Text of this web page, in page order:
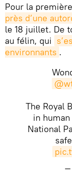
Pour la
près d’une
le 18 juillet. De
au félin, qui
environnants .
The Royal
in
National
—